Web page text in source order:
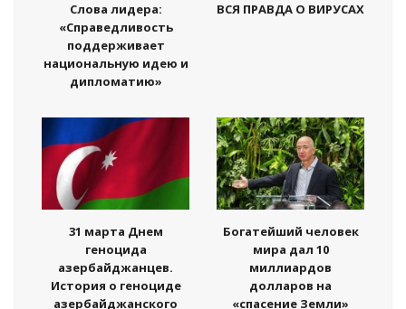
Слова лидера:
«Справедливость
поддерживает
национальную идею и
дипломатию»
ВСЯ ПРАВДА О ВИРУСАХ
31 марта Днем
геноцида
азербайджанцев.
История о геноциде
азербайджанского
Богатейший человек
мира дал 10
миллиардов
долларов на
«спасение Земли»